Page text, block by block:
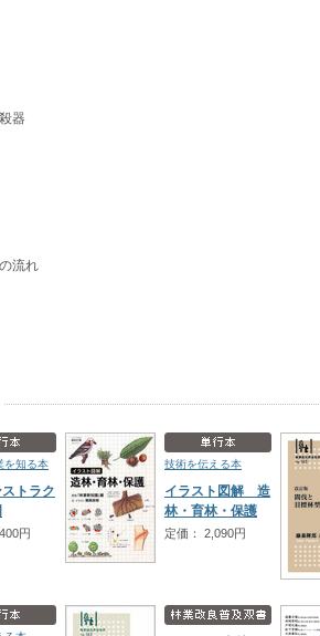
器
流れ
を知る本
トラク
円
技術を伝える本
イラスト図解 造
林・育林・保護
定価： 2,090円